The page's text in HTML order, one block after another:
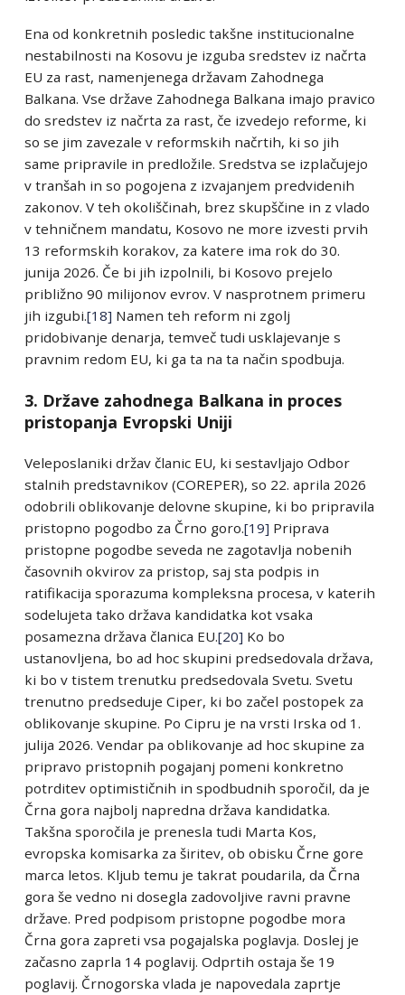
Ena od konkretnih posledic takšne institucionalne
nestabilnosti na Kosovu je izguba sredstev iz načrta
EU za rast, namenjenega državam Zahodnega
Balkana. Vse države Zahodnega Balkana imajo pravico
do sredstev iz načrta za rast, če izvedejo reforme, ki
so se jim zavezale v reformskih načrtih, ki so jih
same pripravile in predložile. Sredstva se izplačujejo
v tranšah in so pogojena z izvajanjem predvidenih
zakonov. V teh okoliščinah, brez skupščine in z vlado
v tehničnem mandatu, Kosovo ne more izvesti prvih
13 reformskih korakov, za katere ima rok do 30.
junija 2026. Če bi jih izpolnili, bi Kosovo prejelo
približno 90 milijonov evrov. V nasprotnem primeru
jih izgubi.[18] Namen teh reform ni zgolj
pridobivanje denarja, temveč tudi usklajevanje s
pravnim redom EU, ki ga ta na ta način spodbuja.
3. Države zahodnega Balkana in proces
pristopanja Evropski Uniji
Veleposlaniki držav članic EU, ki sestavljajo Odbor
stalnih predstavnikov (COREPER), so 22. aprila 2026
odobrili oblikovanje delovne skupine, ki bo pripravila
pristopno pogodbo za Črno goro.[19] Priprava
pristopne pogodbe seveda ne zagotavlja nobenih
časovnih okvirov za pristop, saj sta podpis in
ratifikacija sporazuma kompleksna procesa, v katerih
sodelujeta tako država kandidatka kot vsaka
posamezna država članica EU.[20] Ko bo
ustanovljena, bo ad hoc skupini predsedovala država,
ki bo v tistem trenutku predsedovala Svetu. Svetu
trenutno predseduje Ciper, ki bo začel postopek za
oblikovanje skupine. Po Cipru je na vrsti Irska od 1.
julija 2026. Vendar pa oblikovanje ad hoc skupine za
pripravo pristopnih pogajanj pomeni konkretno
potrditev optimističnih in spodbudnih sporočil, da je
Črna gora najbolj napredna država kandidatka.
Takšna sporočila je prenesla tudi Marta Kos,
evropska komisarka za širitev, ob obisku Črne gore
marca letos. Kljub temu je takrat poudarila, da Črna
gora še vedno ni dosegla zadovoljive ravni pravne
države. Pred podpisom pristopne pogodbe mora
Črna gora zapreti vsa pogajalska poglavja. Doslej je
začasno zaprla 14 poglavij. Odprtih ostaja še 19
poglavij. Črnogorska vlada je napovedala zaprtje